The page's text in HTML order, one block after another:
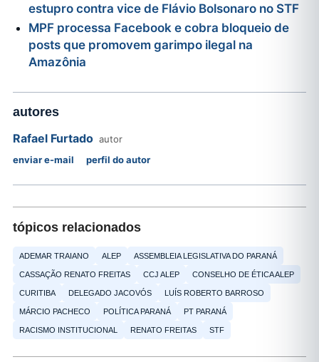
estupro contra vice de Flávio Bolsonaro no STF
MPF processa Facebook e cobra bloqueio de
posts que promovem garimpo ilegal na
Amazônia
autores
Rafael Furtado autor
enviar e-mail
perfil do autor
tópicos relacionados
ADEMAR TRAIANO ALEP ASSEMBLEIA LEGISLATIVA DO PARANÁ
CASSAÇÃO RENATO FREITAS CCJ ALEP CONSELHO DE ÉTICA ALEP
CURITIBA DELEGADO JACOVÓS LUÍS ROBERTO BARROSO
MÁRCIO PACHECO POLÍTICA PARANÁ PT PARANÁ
RACISMO INSTITUCIONAL RENATO FREITAS STF